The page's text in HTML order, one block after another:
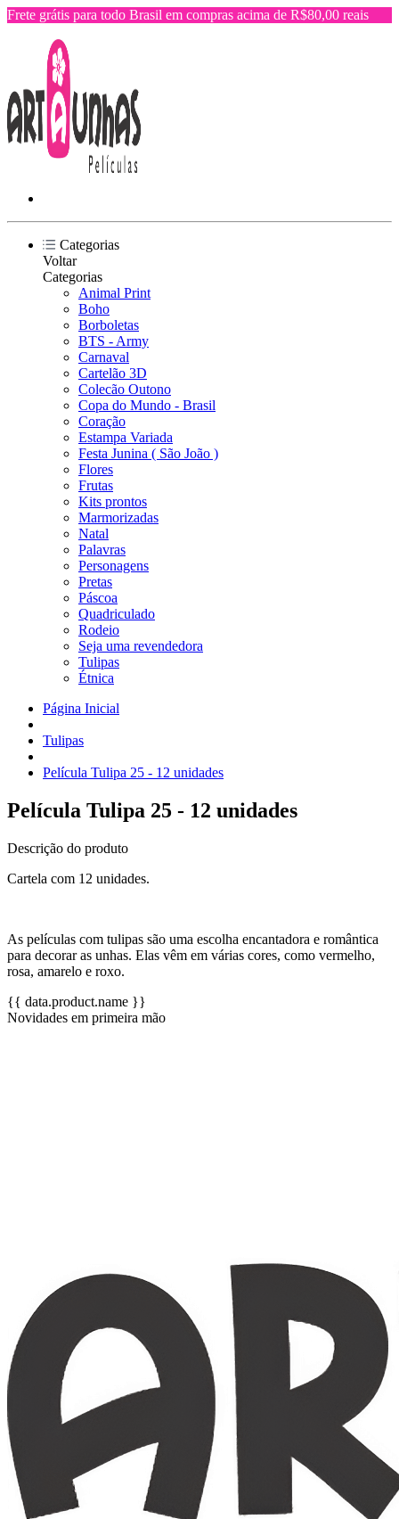
Frete grátis para todo Brasil em compras acima de R$80,00 reais
Categorias
Voltar
Categorias
Animal Print
Boho
Borboletas
BTS - Army
Carnaval
Cartelão 3D
Colecão Outono
Copa do Mundo - Brasil
Coração
Estampa Variada
Festa Junina ( São João )
Flores
Frutas
Kits prontos
Marmorizadas
Natal
Palavras
Personagens
Pretas
Páscoa
Quadriculado
Rodeio
Seja uma revendedora
Tulipas
Étnica
Página Inicial
Tulipas
Película Tulipa 25 - 12 unidades
Película Tulipa 25 - 12 unidades
Descrição do produto
Cartela com 12 unidades.
As películas com tulipas são uma escolha encantadora e romântica
para decorar as unhas. Elas vêm em várias cores, como vermelho,
rosa, amarelo e roxo.
{{ data.product.name }}
Novidades em primeira mão